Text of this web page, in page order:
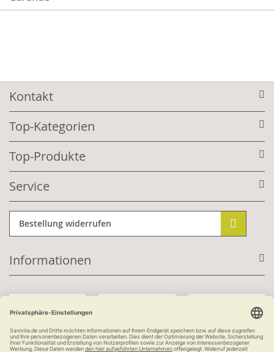
Kontakt
Top-Kategorien
Top-Produkte
Service
Bestellung widerrufen
Informationen